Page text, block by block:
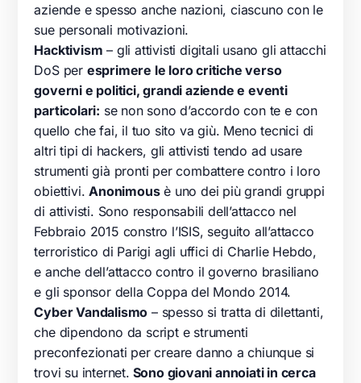
aziende e spesso anche nazioni, ciascuno con le
sue personali motivazioni.
Hacktivism – gli attivisti digitali usano gli attacchi
DoS per esprimere le loro critiche verso
governi e politici, grandi aziende e eventi
particolari: se non sono d’accordo con te e con
quello che fai, il tuo sito va giù. Meno tecnici di
altri tipi di hackers, gli attivisti tendo ad usare
strumenti già pronti per combattere contro i loro
obiettivi.Anonimousè uno dei più grandi gruppi
di attivisti. Sono responsabili dell’attacco nel
Febbraio 2015 constro l’ISIS, seguito all’attacco
terroristico di Parigi agli uffici di Charlie Hebdo,
e anche dell’attacco contro il governo brasiliano
e gli sponsor della Coppa del Mondo 2014.
Cyber Vandalismo – spesso si tratta di dilettanti,
che dipendono da script e strumenti
preconfezionati per creare danno a chiunque si
trovi su internet. Sono giovani annoiati in cerca